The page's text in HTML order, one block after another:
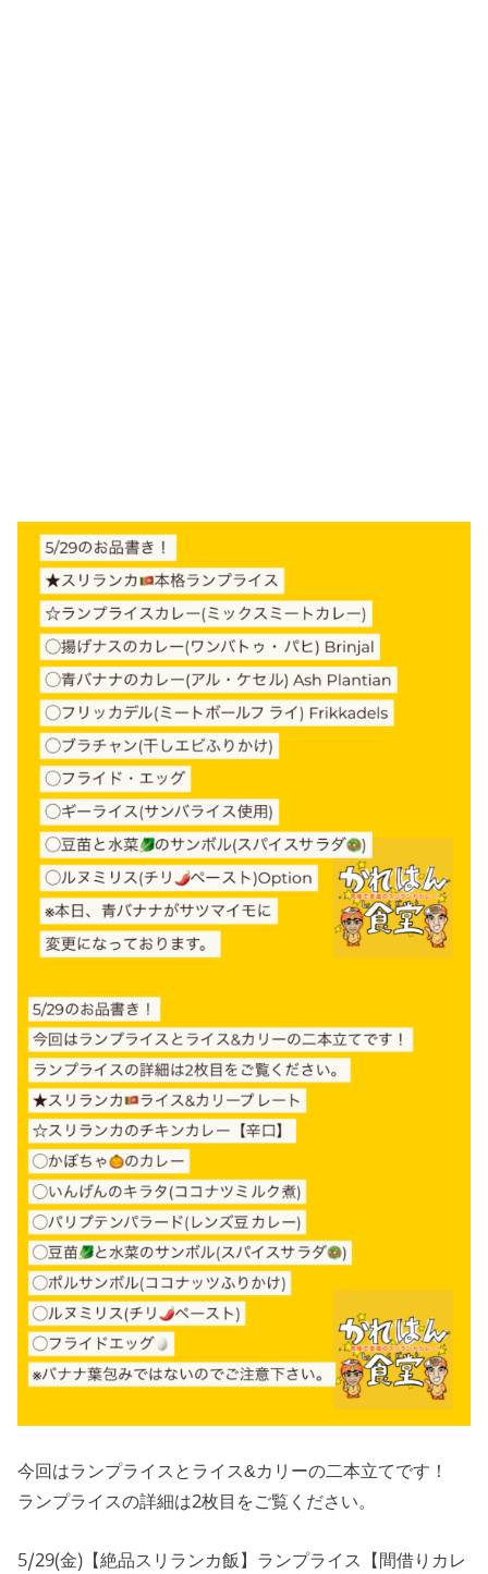
今回はランプライスとライス&カリーの二本立てです！
ランプライスの詳細は2枚目をご覧ください。
5/29(金)【絶品スリランカ飯】ランプライス【間借りカレ